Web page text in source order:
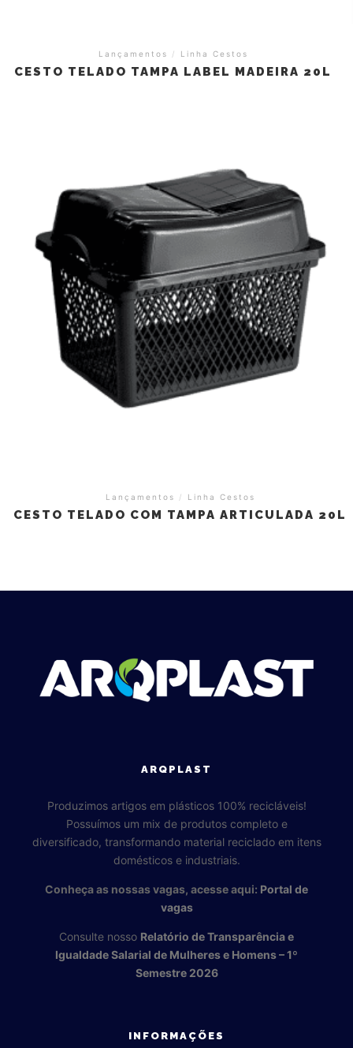
Lançamentos / Linha Cestos
CESTO TELADO TAMPA LABEL MADEIRA 20L
Lançamentos / Linha Cestos
CESTO TELADO COM TAMPA ARTICULADA 20L
ARQPLAST
Produzimos artigos em plásticos 100% recicláveis!
Possuímos um mix de produtos completo e
diversificado, transformando material reciclado em itens
domésticos e industriais.
Conheça as nossas vagas, acesse aqui: Portal de
vagas
Consulte nosso Relatório de Transparência e
Igualdade Salarial de Mulheres e Homens – 1º
Semestre 2026
INFORMAÇÕES